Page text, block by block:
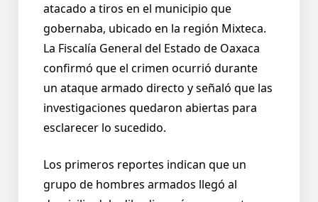
atacado a tiros en el municipio que
gobernaba, ubicado en la región Mixteca.
La Fiscalía General del Estado de Oaxaca
confirmó que el crimen ocurrió durante
un ataque armado directo y señaló que las
investigaciones quedaron abiertas para
esclarecer lo sucedido.
Los primeros reportes indican que un
grupo de hombres armados llegó al